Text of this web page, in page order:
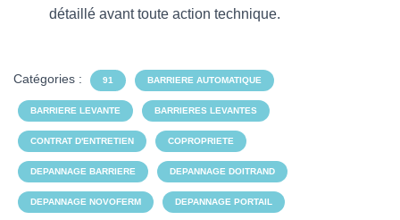
détaillé avant toute action technique.
Catégories : 91 BARRIERE AUTOMATIQUE
BARRIERE LEVANTE BARRIERES LEVANTES
CONTRAT D'ENTRETIEN COPROPRIETE
DEPANNAGE BARRIERE DEPANNAGE DOITRAND
DEPANNAGE NOVOFERM DEPANNAGE PORTAIL